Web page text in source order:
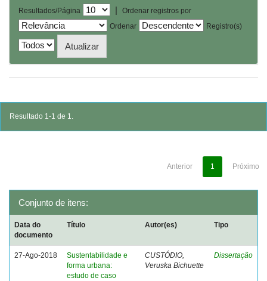
Resultados/Página |
Ordenar registros por
Ordenar
Registro(s)
Resultado 1-1 de 1.
Anterior 1 Próximo
Conjunto de itens:
Data do
documento
Título Autor(es) Tipo
27-Ago-2018
Sustentabilidade e
forma urbana:
estudo de caso
CUSTÓDIO,
Veruska Bichuette
Dissertação